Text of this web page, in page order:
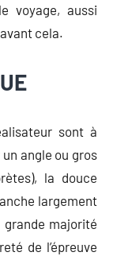
voyage, aussi
cela.
sont à
angle ou gros
la douce
largement
majorité
de l’épreuve